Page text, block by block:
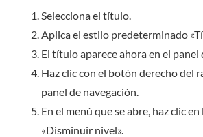
Selecciona el título.
Aplica el estilo predeterminado
El título aparece ahora en el panel
Haz clic con el botón derecho del
panel de navegación.
En el menú que se abre, haz clic
«Disminuir nivel».